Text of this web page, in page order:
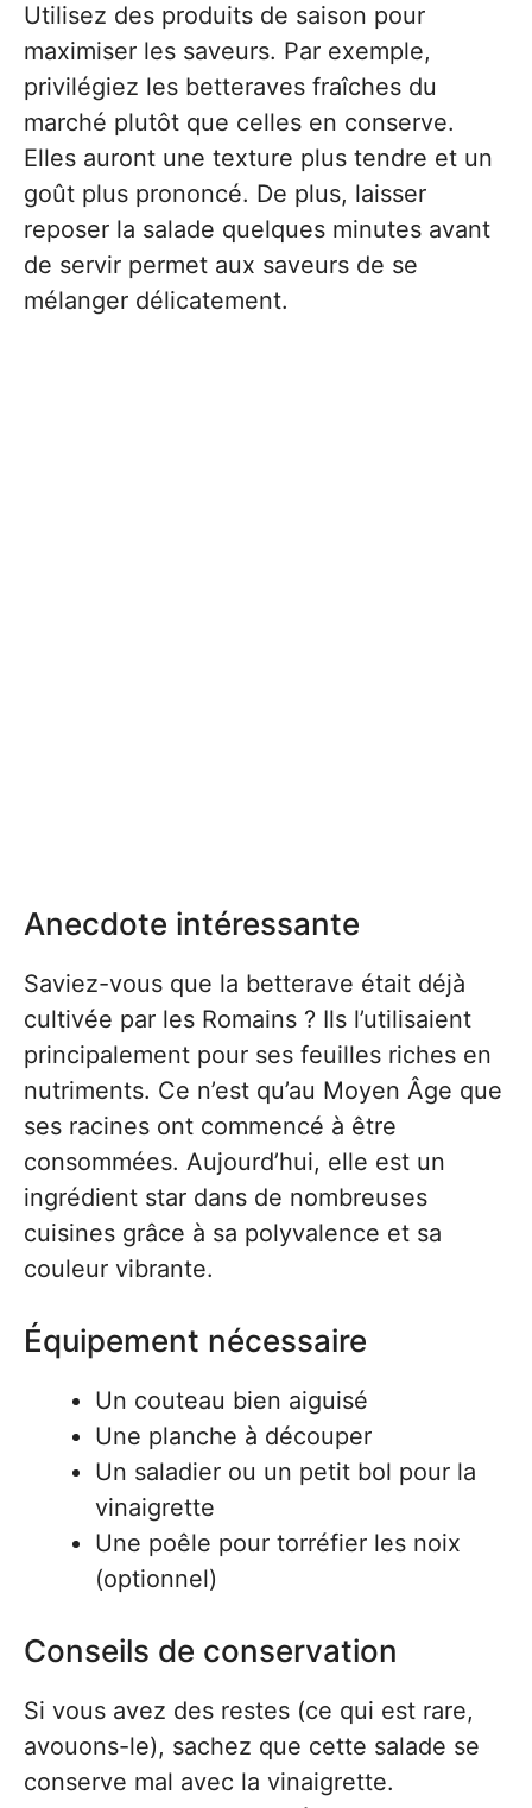
Utilisez des produits de saison pour
maximiser les saveurs. Par exemple,
privilégiez les betteraves fraîches du
marché plutôt que celles en conserve.
Elles auront une texture plus tendre et un
goût plus prononcé. De plus, laisser
reposer la salade quelques minutes avant
de servir permet aux saveurs de se
mélanger délicatement.
Anecdote intéressante
Saviez-vous que la betterave était déjà
cultivée par les Romains ? Ils l’utilisaient
principalement pour ses feuilles riches en
nutriments. Ce n’est qu’au Moyen Âge que
ses racines ont commencé à être
consommées. Aujourd’hui, elle est un
ingrédient star dans de nombreuses
cuisines grâce à sa polyvalence et sa
couleur vibrante.
Équipement nécessaire
Un couteau bien aiguisé
Une planche à découper
Un saladier ou un petit bol pour la
vinaigrette
Une poêle pour torréfier les noix
(optionnel)
Conseils de conservation
Si vous avez des restes (ce qui est rare,
avouons-le), sachez que cette salade se
conserve mal avec la vinaigrette.